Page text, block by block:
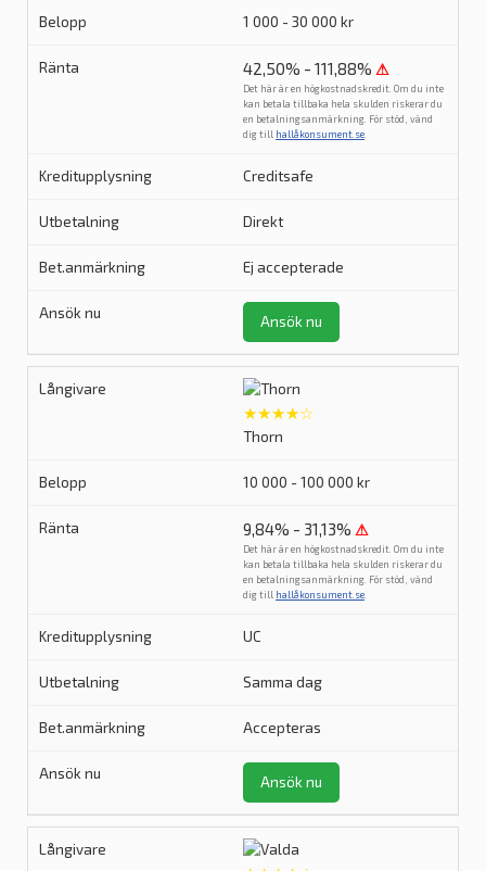
1 000 - 30 000 kr
42,50% - 111,88% ⚠
Det här är en högkostnadskredit. Om du inte
kan betala tillbaka hela skulden riskerar du
en betalningsanmärkning. För stöd, vänd
dig till hallåkonsument.se
Creditsafe
Direkt
Ej accepterade
Ansök nu
★★★★☆
Thorn
10 000 - 100 000 kr
9,84% - 31,13% ⚠
Det här är en högkostnadskredit. Om du inte
kan betala tillbaka hela skulden riskerar du
en betalningsanmärkning. För stöd, vänd
dig till hallåkonsument.se
UC
Samma dag
Accepteras
Ansök nu